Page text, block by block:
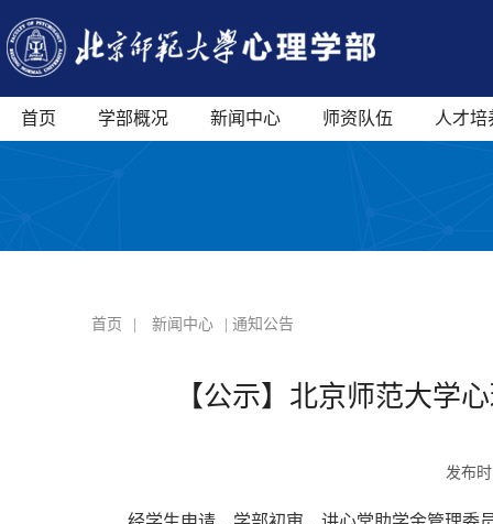
首页 学部概况 新闻中心 师资队伍 人才培
首页 新闻中心 | 通知公告
【公示】北京师范大学
发布